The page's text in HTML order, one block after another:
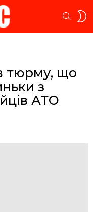
тюрму, що
з
АТО